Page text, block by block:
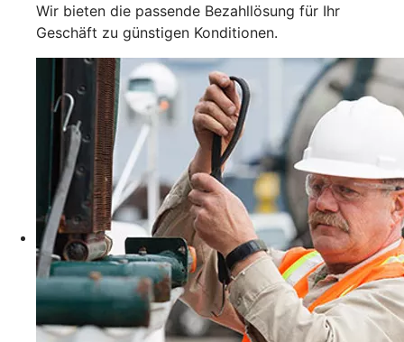
Wir bieten die passende Bezahllösung für Ihr
Geschäft zu günstigen Konditionen.